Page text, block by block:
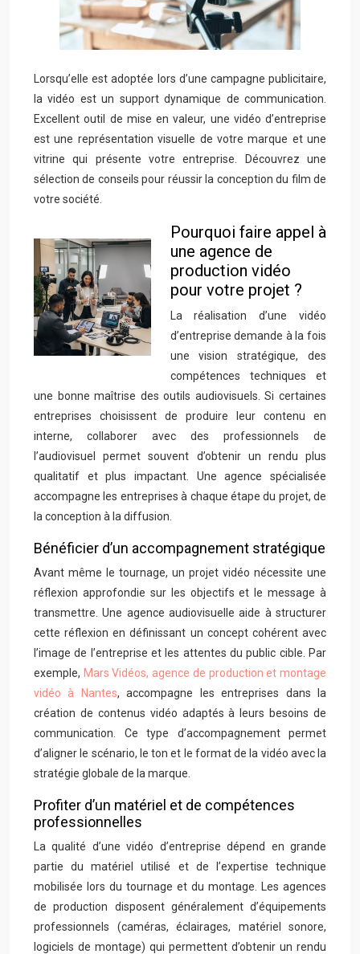
Lorsqu’elle est adoptée lors d’une campagne publicitaire,
la vidéo est un support dynamique de communication.
Excellent outil de mise en valeur, une vidéo d’entreprise
est une représentation visuelle de votre marque et une
vitrine qui présente votre entreprise. Découvrez une
sélection de conseils pour réussir la conception du film de
votre société.
Pourquoi faire appel à
une agence de
production vidéo
pour votre projet ?
La réalisation d’une vidéo
d’entreprise demande à la fois
une vision stratégique, des
compétences techniques et
une bonne maîtrise des outils audiovisuels. Si certaines
entreprises choisissent de produire leur contenu en
interne, collaborer avec des professionnels de
l’audiovisuel permet souvent d’obtenir un rendu plus
qualitatif et plus impactant. Une agence spécialisée
accompagne les entreprises à chaque étape du projet, de
la conception à la diffusion.
Bénéficier d’un accompagnement stratégique
Avant même le tournage, un projet vidéo nécessite une
réflexion approfondie sur les objectifs et le message à
transmettre. Une agence audiovisuelle aide à structurer
cette réflexion en définissant un concept cohérent avec
l’image de l’entreprise et les attentes du public cible. Par
exemple, Mars Vidéos, agence de production et montage
vidéo à Nantes, accompagne les entreprises dans la
création de contenus vidéo adaptés à leurs besoins de
communication. Ce type d’accompagnement permet
d’aligner le scénario, le ton et le format de la vidéo avec la
stratégie globale de la marque.
Profiter d’un matériel et de compétences
professionnelles
La qualité d’une vidéo d’entreprise dépend en grande
partie du matériel utilisé et de l’expertise technique
mobilisée lors du tournage et du montage. Les agences
de production disposent généralement d’équipements
professionnels (caméras, éclairages, matériel sonore,
logiciels de montage) qui permettent d’obtenir un rendu